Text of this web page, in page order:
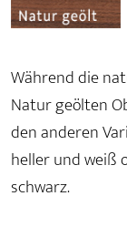
Während die
Natur geölten
den anderen
heller und weiß
schwarz.